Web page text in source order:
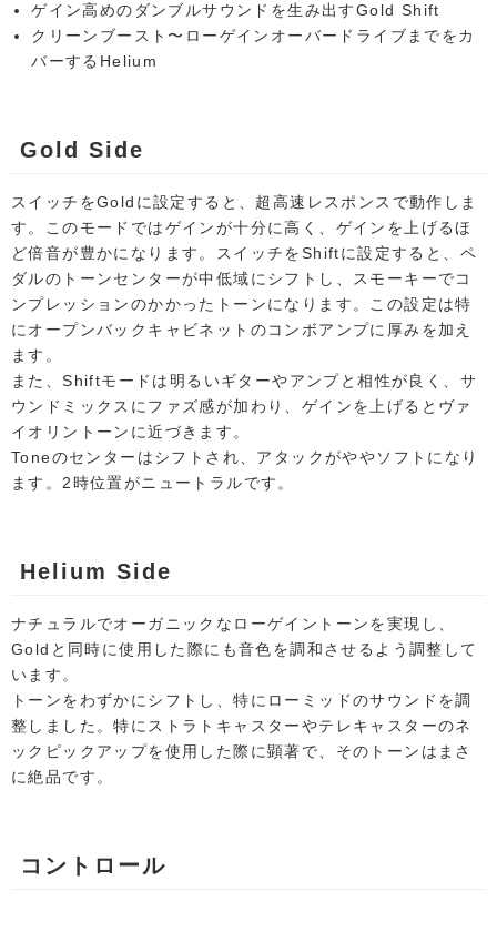
ゲイン高めのダンブルサウンドを生み出すGold Shift
クリーンブースト〜ローゲインオーバードライブまでをカ
バーするHelium
Gold Side
スイッチをGoldに設定すると、超高速レスポンスで動作しま
す。このモードではゲインが十分に高く、ゲインを上げるほ
ど倍音が豊かになります。スイッチをShiftに設定すると、ペ
ダルのトーンセンターが中低域にシフトし、スモーキーでコ
ンプレッションのかかったトーンになります。この設定は特
にオープンバックキャビネットのコンボアンプに厚みを加え
ます。
また、Shiftモードは明るいギターやアンプと相性が良く、サ
ウンドミックスにファズ感が加わり、ゲインを上げるとヴァ
イオリントーンに近づきます。
Toneのセンターはシフトされ、アタックがややソフトになり
ます。2時位置がニュートラルです。
Helium Side
ナチュラルでオーガニックなローゲイントーンを実現し、
Goldと同時に使用した際にも音色を調和させるよう調整して
います。
トーンをわずかにシフトし、特にローミッドのサウンドを調
整しました。特にストラトキャスターやテレキャスターのネ
ックピックアップを使用した際に顕著で、そのトーンはまさ
に絶品です。
コントロール